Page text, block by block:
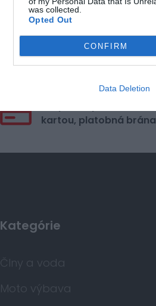
was collected.
Opted Out
CONFIRM
Data Deletion
kartou, platobná brána
Kategórie
Člny a voda
Moto výbava